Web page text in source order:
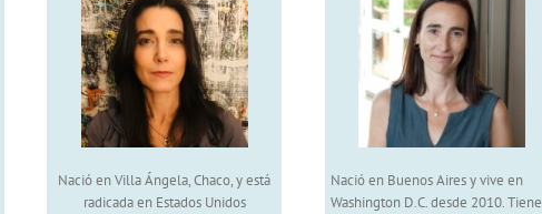
Nació en Villa Ángela, Chaco, y está
radicada en Estados Unidos
Nació en Buenos Aires y vive en
Washington D.C. desde 2010. Tiene